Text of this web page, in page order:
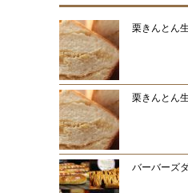
栗きんとん
栗きんとん
バーバーズ